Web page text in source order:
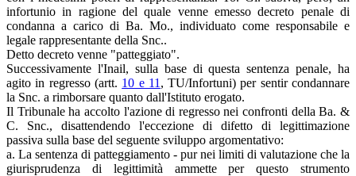
infortunio in ragione del quale venne emesso decreto penale di
condanna a carico di Ba. Mo., individuato come responsabile e
legale rappresentante della Snc..
Detto decreto venne "patteggiato".
Successivamente l'Inail, sulla base di questa sentenza penale, ha
agito in regresso (artt. 10 e 11 , TU/Infortuni) per sentir condannare
la Snc. a rimborsare quanto dall'Istituto erogato.
Il Tribunale ha accolto l'azione di regresso nei confronti della Ba. &
C. Snc., disattendendo l'eccezione di difetto di legittimazione
passiva sulla base del seguente sviluppo argomentativo:
a. La sentenza di patteggiamento - pur nei limiti di valutazione che la
giurisprudenza di legittimità ammette per questo strumento